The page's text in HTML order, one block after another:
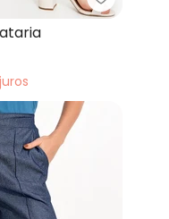
Off White Bimini -
juros